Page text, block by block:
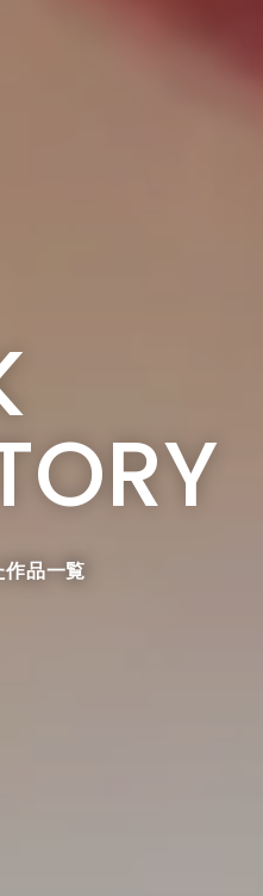
品一覧